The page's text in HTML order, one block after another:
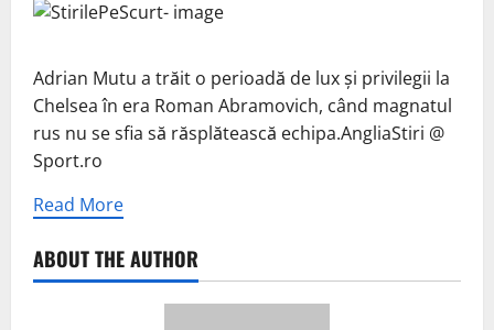
Adrian Mutu a trăit o perioadă de lux și privilegii la
Chelsea în era Roman Abramovich, când magnatul
rus nu se sfia să răsplătească echipa.AngliaStiri @
Sport.ro
Read More
ABOUT THE AUTHOR